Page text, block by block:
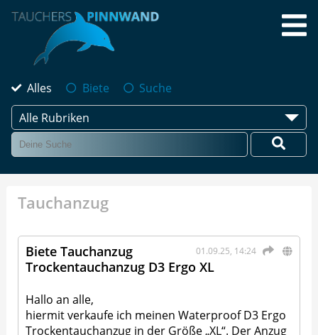
Alles Biete
Suche
Alle Rubriken
Tauchanzug
01.09.25, 14:24
Biete Tauchanzug
Trockentauchanzug D3 Ergo XL
Hallo an alle,
hiermit verkaufe ich meinen Waterproof D3 Ergo
Trockentauchanzug in der Größe „XL“. Der Anzug